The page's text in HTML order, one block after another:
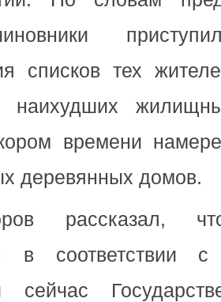
списков тех
наихудших
времени
деревянных домов.
рассказал,
в соответствии
сейчас